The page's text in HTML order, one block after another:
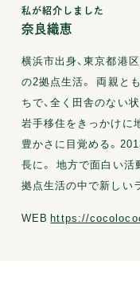
私が紹介しました
奈良織恵
横浜市出身、東京都港
の2拠点生活。 両親と
ちで、全く田舎のない
岩手移住をきっかけに
豊かさに目覚める。
長に。 地方で面白い活
拠点生活の中で新しい
WEB https://